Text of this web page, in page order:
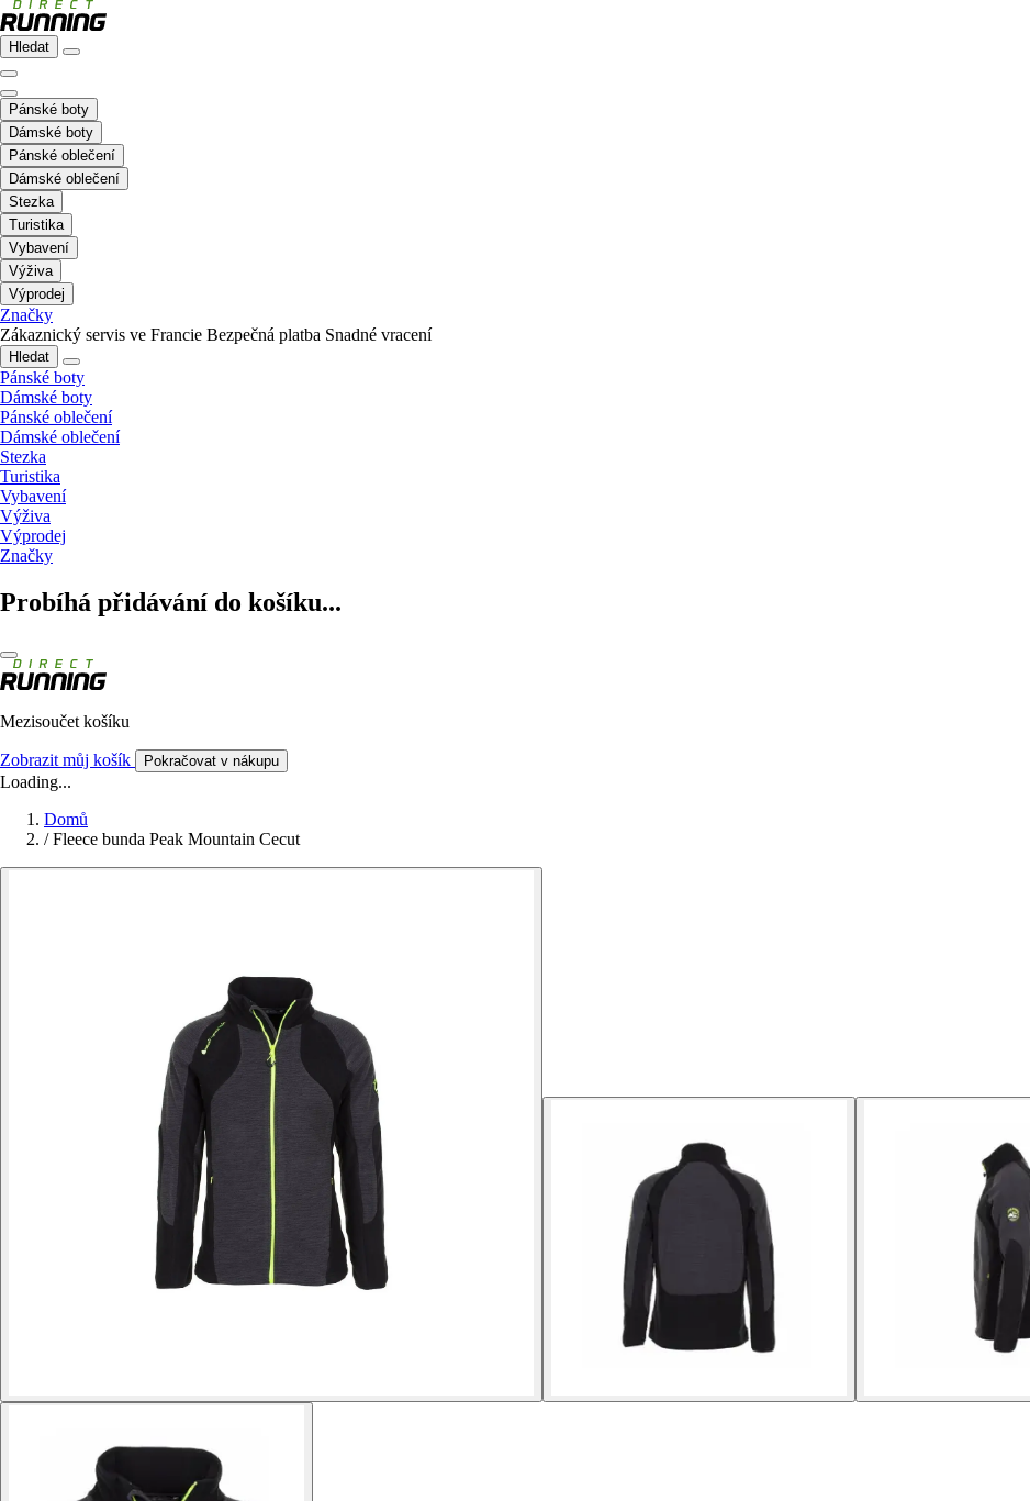
Hledat
Pánské boty
Dámské boty
Pánské oblečení
Dámské oblečení
Stezka
Turistika
Vybavení
Výživa
Výprodej
Značky
Zákaznický servis ve Francie Bezpečná platba Snadné vracení
Hledat
Pánské boty
Dámské boty
Pánské oblečení
Dámské oblečení
Stezka
Turistika
Vybavení
Výživa
Výprodej
Značky
Probíhá přidávání do košíku...
Mezisoučet košíku
Zobrazit můj košík Pokračovat v nákupu
Loading...
Domů
/ Fleece bunda Peak Mountain Cecut